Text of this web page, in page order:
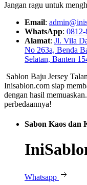
Jangan ragu untuk
Email:
WhatsApp: 0812-
Alamat: Jl. Vila
No 263a, Benda
Selatan, Banten
Sablon Baju Jersey
Inisablon.com siap
dengan hasil
perbedaannya!
Sabon Kaos dan
Whatsapp